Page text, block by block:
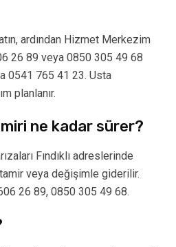
ardından Hizmet Merkezim
26 89 veya 0850 305 49 68
0541 765 41 23. Usta
planlanır.
ne kadar sürer?
Fındıklı adreslerinde
veya değişimle giderilir.
26 89, 0850 305 49 68.